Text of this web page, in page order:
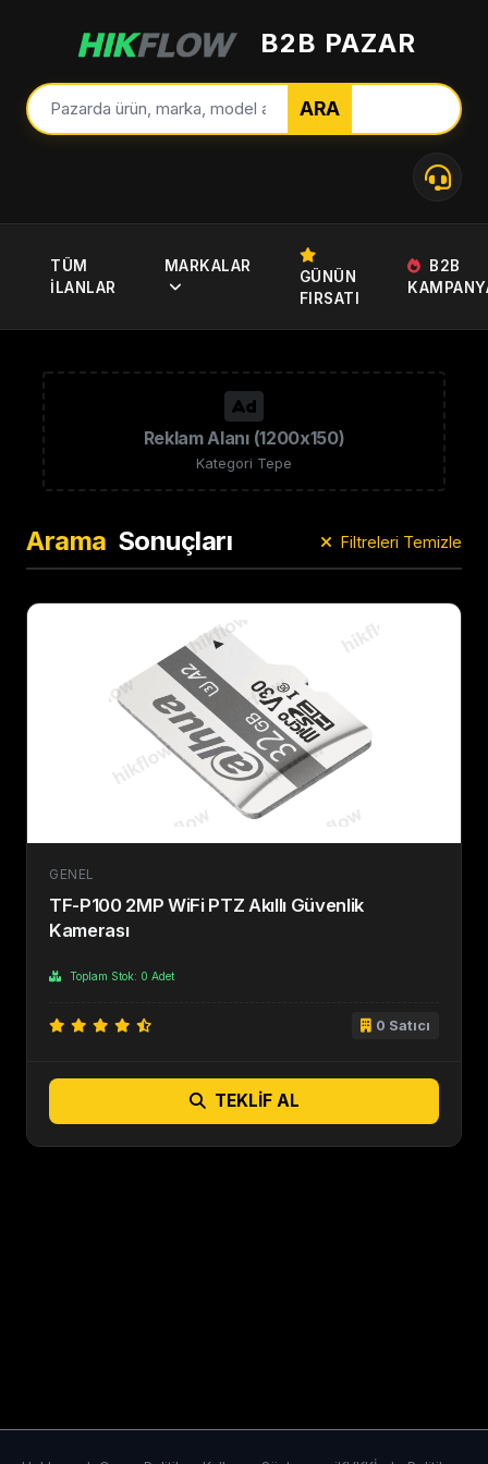
B2B PAZAR
ARA
TÜM
İLANLAR
MARKALAR
GÜNÜN
FIRSATI
B2B
Reklam Alanı (1200x150)
Kategori Tepe
Arama Sonuçları Filtreleri Temizle
GENEL
TF-P100 2MP WiFi PTZ Akıllı Güvenlik
Kamerası
Toplam Stok: 0 Adet
0 Satıcı
TEKLIF AL